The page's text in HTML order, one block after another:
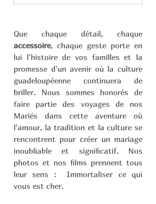
accessoire, chaque geste porte en
lui l'histoire de vos familles et la
promesse d'un avenir où la culture
guadeloupéenne continuera de
briller. Nous sommes honorés de
faire partie des voyages de nos
Mariés dans cette aventure où
l'amour, la tradition et la culture se
rencontrent pour créer un mariage
inoubliable et significatif. Nos
photos et nos films prennent tous
leur sens :  Immortaliser ce qui
vous est cher.